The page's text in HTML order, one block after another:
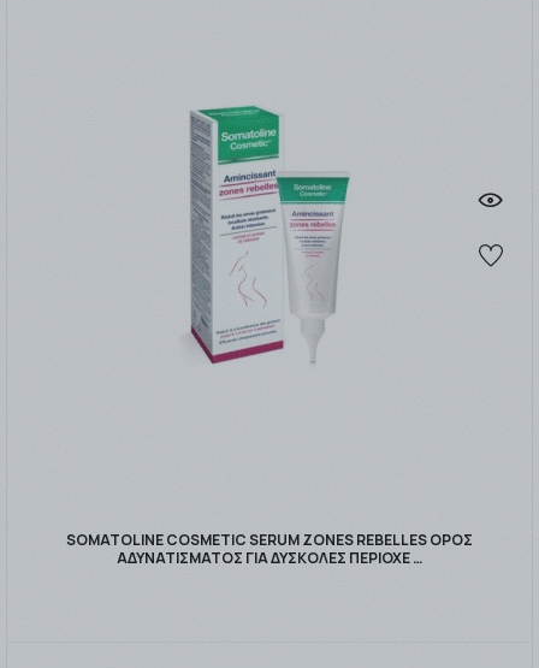
SOMATOLINE COSMETIC SERUM ZONES REBELLES ΟΡΟΣ
ΑΔΥΝΑΤΙΣΜΑΤΟΣ ΓΙΑ ΔΥΣΚΟΛΕΣ ΠΕΡΙΟΧΕ …